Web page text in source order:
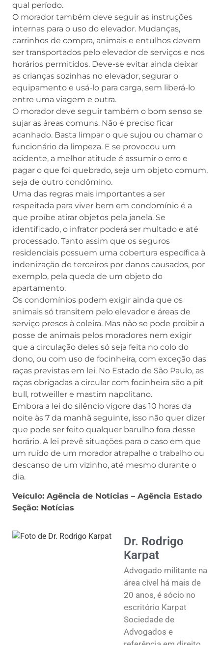
qual período.
O morador também deve seguir as instruções
internas para o uso do elevador. Mudanças,
carrinhos de compra, animais e entulhos devem
ser transportados pelo elevador de serviços e nos
horários permitidos. Deve-se evitar ainda deixar
as crianças sozinhas no elevador, segurar o
equipamento e usá-lo para carga, sem liberá-lo
entre uma viagem e outra.
O morador deve seguir também o bom senso se
sujar as áreas comuns. Não é preciso ficar
acanhado. Basta limpar o que sujou ou chamar o
funcionário da limpeza. E se provocou um
acidente, a melhor atitude é assumir o erro e
pagar o que foi quebrado, seja um objeto comum,
seja de outro condômino.
Uma das regras mais importantes a ser
respeitada para viver bem em condomínio é a
que proíbe atirar objetos pela janela. Se
identificado, o infrator poderá ser multado e até
processado. Tanto assim que os seguros
residenciais possuem uma cobertura específica à
indenização de terceiros por danos causados, por
exemplo, pela queda de um objeto do
apartamento.
Os condomínios podem exigir ainda que os
animais só transitem pelo elevador e áreas de
serviço presos à coleira. Mas não se pode proibir a
posse de animais pelos moradores nem exigir
que a circulação deles só seja feita no colo do
dono, ou com uso de focinheira, com exceção das
raças previstas em lei. No Estado de São Paulo, as
raças obrigadas a circular com focinheira são a pit
bull, rotweiller e mastim napolitano.
Embora a lei do silêncio vigore das 10 horas da
noite às 7 da manhã seguinte, isso não quer dizer
que pode ser feito qualquer barulho fora desse
horário. A lei prevê situações para o caso em que
um ruído de um morador atrapalhe o trabalho ou
descanso de um vizinho, até mesmo durante o
dia.
Veículo: Agência de Notícias – Agência Estado
Seção: Notícias
Dr. Rodrigo
Karpat
Advogado militante na
área cível há mais de
20 anos, é sócio no
escritório Karpat
Sociedade de
Advogados e